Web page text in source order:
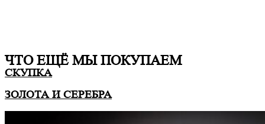
ЧТО ЕЩË МЫ ПОКУПАЕМ
СКУПКА
ЗОЛОТА И СЕРЕБРА